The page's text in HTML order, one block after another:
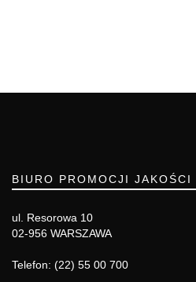
BIURO PROMOCJI JAKOŚCI
ul. Resorowa 10
02-956 WARSZAWA
Telefon: (22) 55 00 700